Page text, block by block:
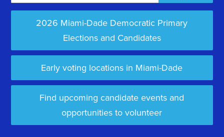
2026 Miami-Dade Democratic Primary
Elections and Candidates
Early voting locations in Miami-Dade
Find upcoming candidate events and
opportunities to volunteer